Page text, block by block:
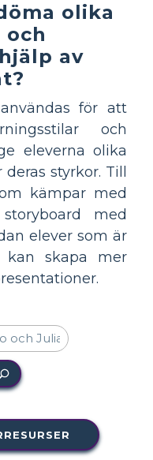
olika
av
för att
och
eleverna olika
styrkor. Till
kämpar med
med
elever som är
kan skapa mer